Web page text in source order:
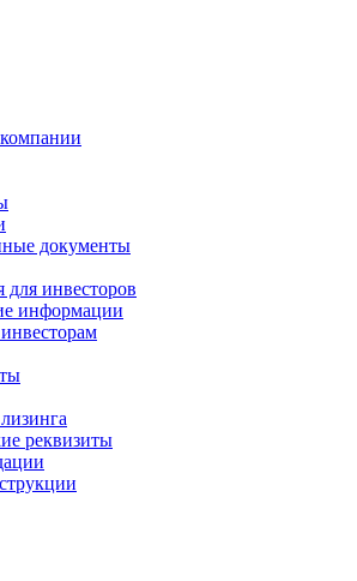
документы
для инвесторов
информации
реквизиты